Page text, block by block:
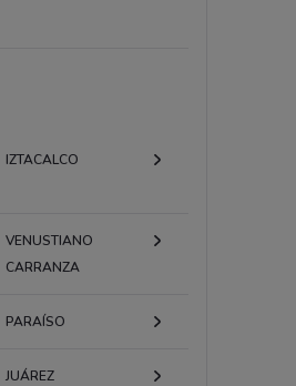
IZTACALCO
VENUSTIANO
CARRANZA
PARAÍSO
JUÁREZ